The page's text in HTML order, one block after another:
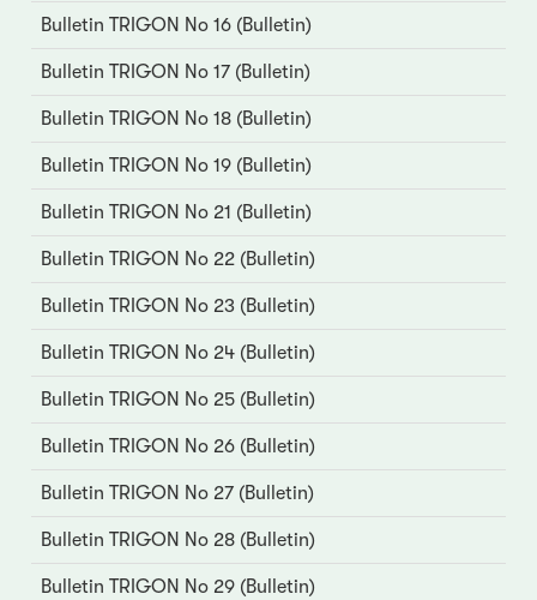
Bulletin TRIGON No 16 (Bulletin)
Bulletin TRIGON No 17 (Bulletin)
Bulletin TRIGON No 18 (Bulletin)
Bulletin TRIGON No 19 (Bulletin)
Bulletin TRIGON No 21 (Bulletin)
Bulletin TRIGON No 22 (Bulletin)
Bulletin TRIGON No 23 (Bulletin)
Bulletin TRIGON No 24 (Bulletin)
Bulletin TRIGON No 25 (Bulletin)
Bulletin TRIGON No 26 (Bulletin)
Bulletin TRIGON No 27 (Bulletin)
Bulletin TRIGON No 28 (Bulletin)
Bulletin TRIGON No 29 (Bulletin)